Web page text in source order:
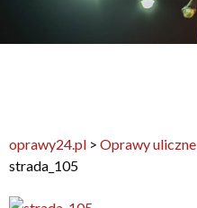
oprawy24.pl > Oprawy uliczne
strada_105